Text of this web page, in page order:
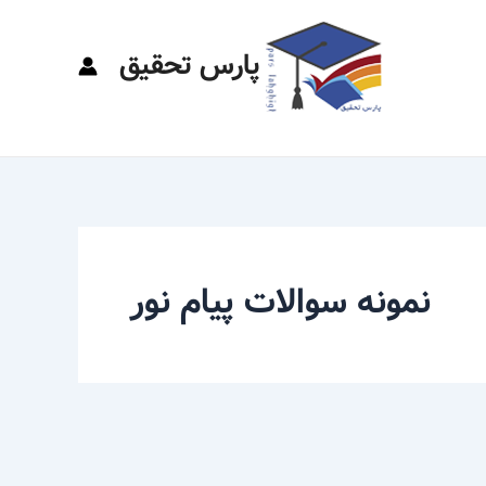
پارس تحقیق
نمونه سوالات پیام نور